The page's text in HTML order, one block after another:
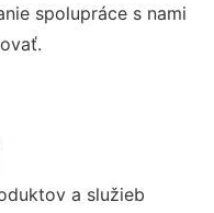
spolupráce s nami
a služieb